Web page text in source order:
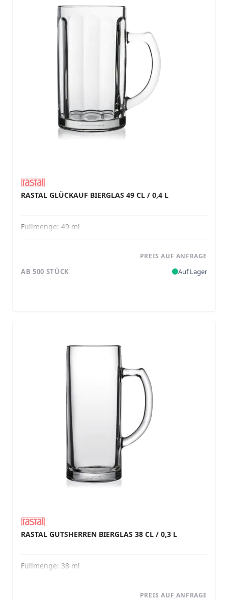
RASTAL GLÜCKAUF BIERGLAS 49 CL / 0,4 L
Füllmenge: 49 ml
PREIS AUF ANFRAGE
AB 500 STÜCK Auf Lager
RASTAL GUTSHERREN BIERGLAS 38 CL / 0,3 L
Füllmenge: 38 ml
PREIS AUF ANFRAGE